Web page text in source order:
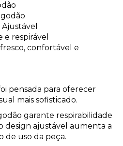
e respirável
confortável e
pensada para oferecer
mais sofisticado.
garante respirabilidade
design ajustável aumenta a
de uso da peça.